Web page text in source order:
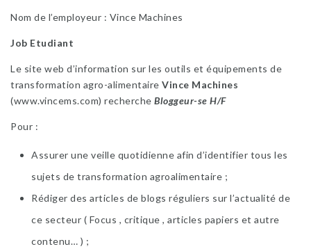
Nom de l’employeur : Vince Machines
Job Etudiant
Le site web d’information sur les outils et équipements de
transformation agro-alimentaire Vince Machines
(www.vincems.com) recherche Bloggeur-se H/F
Pour :
Assurer une veille quotidienne afin d’identifier tous les
sujets de transformation agroalimentaire ;
Rédiger des articles de blogs réguliers sur l’actualité de
ce secteur ( Focus , critique , articles papiers et autre
contenu… ) ;